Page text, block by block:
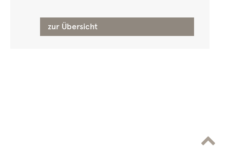
zur Übersicht
